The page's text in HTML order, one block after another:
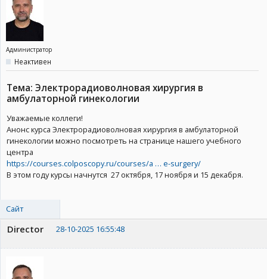
Администратор
Неактивен
Тема: Электрорадиоволновая хирургия в
амбулаторной гинекологии
Уважаемые коллеги!
Анонс курса Электрорадиоволновая хирургия в амбулаторной
гинекологии можно посмотреть на странице нашего учебного
центра
https://courses.colposcopy.ru/courses/a … e-surgery/
В этом году курсы начнутся 27 октября, 17 ноября и 15 декабря.
Сайт
Director 28-10-2025 16:55:48